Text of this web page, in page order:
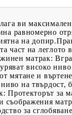
ви
равномерно
на
част на леглото
матрак:
високо
мятане и
на твърдост,
Протекторът за
за